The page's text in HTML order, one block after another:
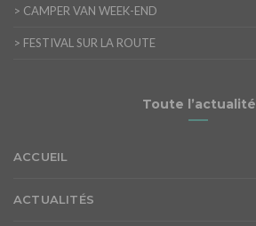
> CAMPER VAN WEEK-END
> FESTIVAL SUR LA ROUTE
Toute l’actualité
ACCUEIL
ACTUALITÉS